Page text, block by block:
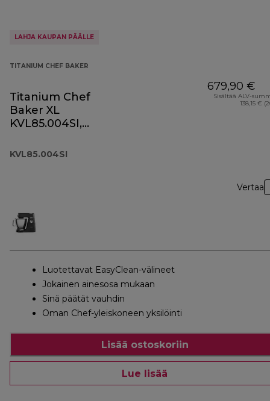
LAHJA KAUPAN PÄÄLLE
TITANIUM CHEF BAKER
Titanium Chef
Baker XL
KVL85.004SI,
KVL85.004SI
679,90 €
Sisältää ALV-
138,15 €
Vertaa
Luotettavat EasyClean-välineet
Jokainen ainesosa mukaan
Sinä päätät vauhdin
Oman Chef-yleiskoneen yksilöinti
Lisää ostoskoriin
Lue lisää